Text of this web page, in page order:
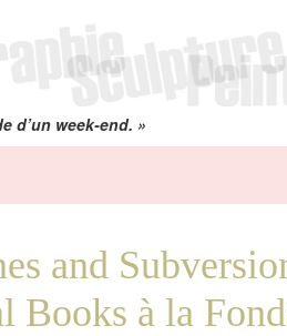
d’un week-end. »
and
Books à la